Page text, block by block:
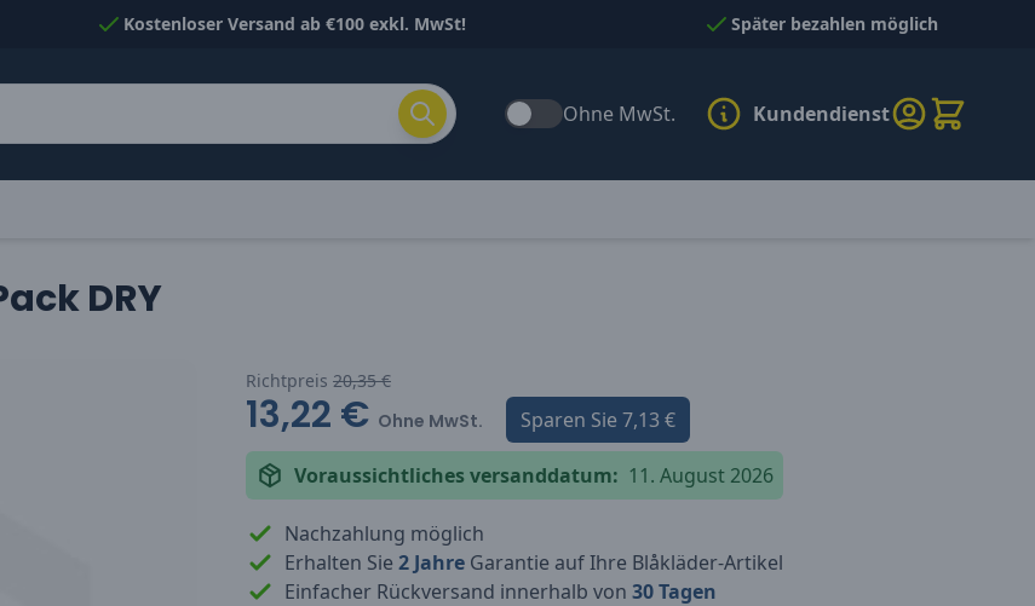
Kostenloser Versand ab €100 exkl. MwSt! Später bezahlen möglich
Ohne MwSt. Kundendienst
DRY
Richtpreis 20,35 €
13,22 € Ohne MwSt. Sparen Sie 7,13 €
Voraussichtliches versanddatum: 11. August 2026
Nachzahlung möglich
Erhalten Sie 2 Jahre Garantie auf Ihre Blåkläder-Artikel
Einfacher Rückversand innerhalb von 30 Tagen